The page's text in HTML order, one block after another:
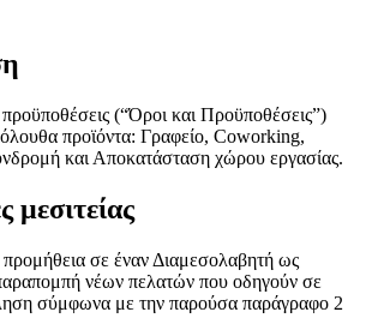
προϋποθέσεις (“Όροι και Προϋποθέσεις”)
προϊόντα: Γραφείο, Coworking,
και Αποκατάσταση χώρου εργασίας.
μεσιτείας
σε έναν Διαμεσολαβητή ως
νέων πελατών που οδηγούν σε
σύμφωνα με την παρούσα παράγραφο 2